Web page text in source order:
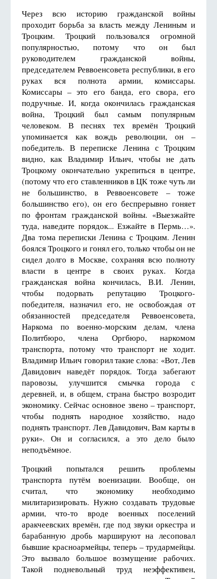
Через всю историю гражданской войны
проходит борьба за власть между Лениным и
Троцким. Троцкий пользовался огромной
популярностью, потому что он был
руководителем гражданской войны,
председателем Реввоенсовета республики, в его
руках вся полнота армии, комиссары.
Комиссары – это его банда, его свора, его
подручные. И, когда окончилась гражданская
война, Троцкий был самым популярным
человеком. В песнях тех времён Троцкий
упоминается как вождь революции, он –
победитель. В переписке Ленина с Троцким
видно, как Владимир Ильич, чтобы не дать
Троцкому окончательно укрепиться в центре,
(потому что его ставленников в ЦК тоже чуть ли
не большинство, в Реввоенсовете – тоже
большинство его), он его беспрерывно гоняет
по фронтам гражданской войны. «Выезжайте
туда, наведите порядок... Езжайте в Пермь…».
Два тома переписки Ленина с Троцким. Ленин
боялся Троцкого и гонял его, только чтобы он не
сидел долго в Москве, сохраняя всю полноту
власти в центре в своих руках. Когда
гражданская война кончилась, В.И. Ленин,
чтобы подорвать репутацию Троцкого-
победителя, назначил его, не освобождая от
обязанностей председателя Реввоенсовета,
Наркома по военно-морским делам, члена
Политбюро, члена Оргбюро, наркомом
транспорта, потому что транспорт не ходит.
Владимир Ильич говорил такие слова: «Вот, Лев
Давидович наведёт порядок. Тогда забегают
паровозы, улучшится смычка города с
деревней, и, в общем, страна быстро возродит
экономику. Сейчас основное звено – транспорт,
чтобы поднять народное хозяйство, надо
поднять транспорт. Лев Давидович, Вам карты в
руки». Он и согласился, а это дело было
неподъёмное.
Троцкий попытался решить проблемы
транспорта путём военизации. Вообще, он
считал, что экономику необходимо
милитаризировать. Нужно создавать трудовые
армии, что-то вроде военных поселений
аракчеевских времён, где под звуки оркестра и
барабанную дробь маршируют на лесоповал
бывшие красноармейцы, теперь – трудармейцы.
Это вызвало большое возмущение рабочих.
Такой подневольный труд неэффективен,